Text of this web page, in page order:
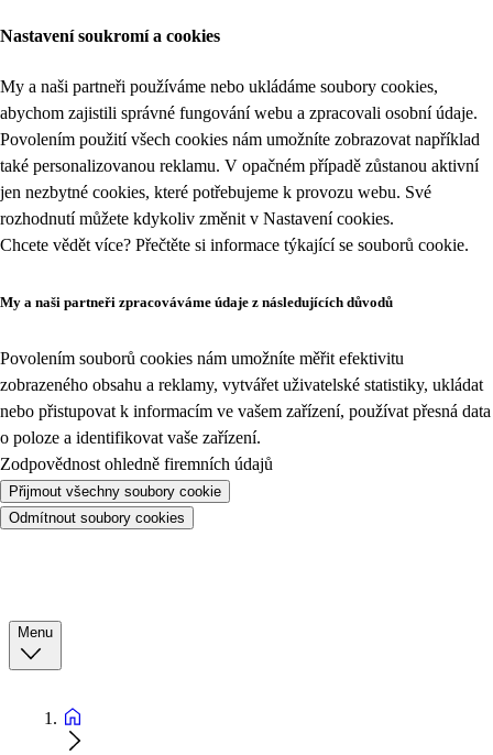
Nastavení soukromí a cookies
My a naši partneři používáme nebo ukládáme soubory cookies,
abychom zajistili správné fungování webu a zpracovali osobní údaje.
Povolením použití všech cookies nám umožníte zobrazovat například
také personalizovanou reklamu. V opačném případě zůstanou aktivní
jen nezbytné cookies, které potřebujeme k provozu webu. Své
rozhodnutí můžete kdykoliv změnit v Nastavení cookies.
Chcete vědět více? Přečtěte si informace týkající se souborů cookie.
My a naši partneři zpracováváme údaje z následujících důvodů
Povolením souborů cookies nám umožníte měřit efektivitu
zobrazeného obsahu a reklamy, vytvářet uživatelské statistiky, ukládat
nebo přistupovat k informacím ve vašem zařízení, používat přesná data
o poloze a identifikovat vaše zařízení.
Zodpovědnost ohledně firemních údajů
Přijmout všechny soubory cookie
Odmítnout soubory cookies
Menu